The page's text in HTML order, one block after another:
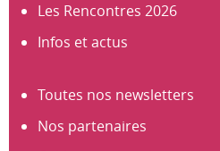
Les Rencontres 2026
Infos et actus
Toutes nos newsletters
Nos partenaires